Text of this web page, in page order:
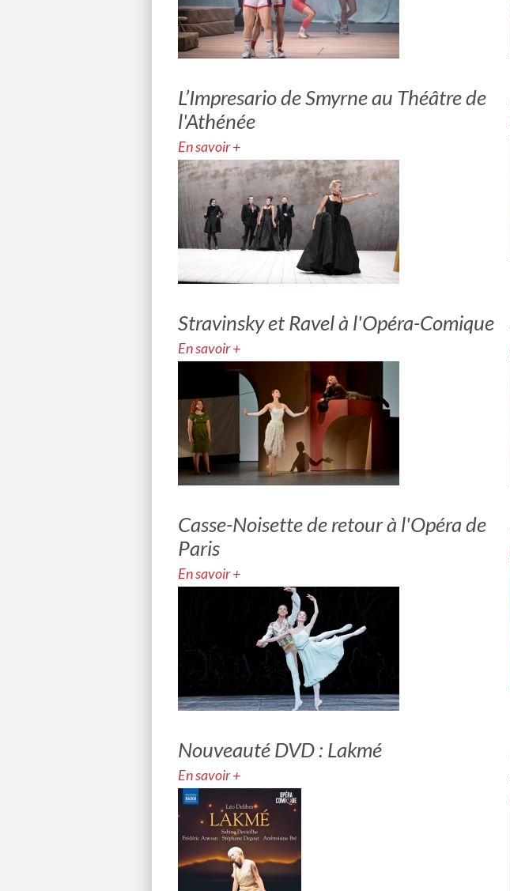
L’Impresario de Smyrne au Théâtre de
l'Athénée
En savoir +
Stravinsky et Ravel à l'Opéra-Comique
En savoir +
Casse-Noisette de retour à l'Opéra de
Paris
En savoir +
Nouveauté DVD : Lakmé
En savoir +